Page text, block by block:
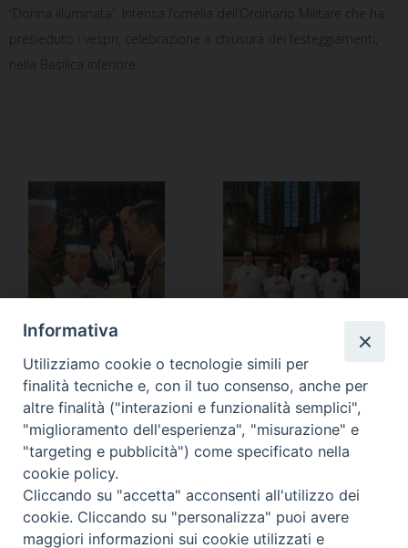
“Donna illuminata”. Intensa l’omelia dell’Ordinario Militare che ha
presieduto i vespri, celebrazione a chiusura dei festeggiamenti,
nella Basilica inferiore.
Notificheapp
Bari – Dedicazione di una
nuova chiesa
La comunità del seminario agli
Informativa
Utilizziamo cookie o tecnologie simili per
finalità tecniche e, con il tuo consenso, anche per
altre finalità ("interazioni e funzionalità semplici",
"miglioramento dell'esperienza", "misurazione" e
"targeting e pubblicità") come specificato nella
cookie policy.
Cliccando su "accetta" acconsenti all'utilizzo dei
cookie. Cliccando su "personalizza" puoi avere
maggiori informazioni sui cookie utilizzati e